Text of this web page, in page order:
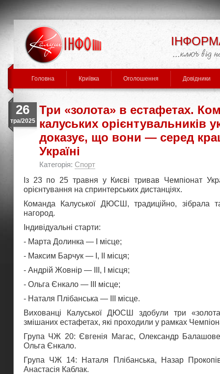
Головна Криївка Оголошення Довідники
26
тра/2025
Три «золота» в естафетах.
калуських орієнтувальників
доказує, що вони — серед
Україні
Категорія: Спорт
Із 23 по 25 травня у Києві тривав Чемпіонат
орієнтування на спринтерських дистанціях.
Команда Калуської ДЮСШ, традиційно, зібрала
нагород.
Індивідуальні старти:
- Марта Долинка — І місце;
- Максим Барчук — І, ІІ місця;
- Андрій Жовнір — ІІІ, І місця;
- Ольга Єнкало — ІІІ місце;
- Наталя Плібанська — ІІІ місце.
Вихованці Калуської ДЮСШ здобули три
змішаних естафетах, які проходили у рамках
Група ЧЖ 20: Євгенія Магас, Олександр
Ольга Єнкало.
Група ЧЖ 14: Наталя Плібанська, Назар
Анастасія Каблак.